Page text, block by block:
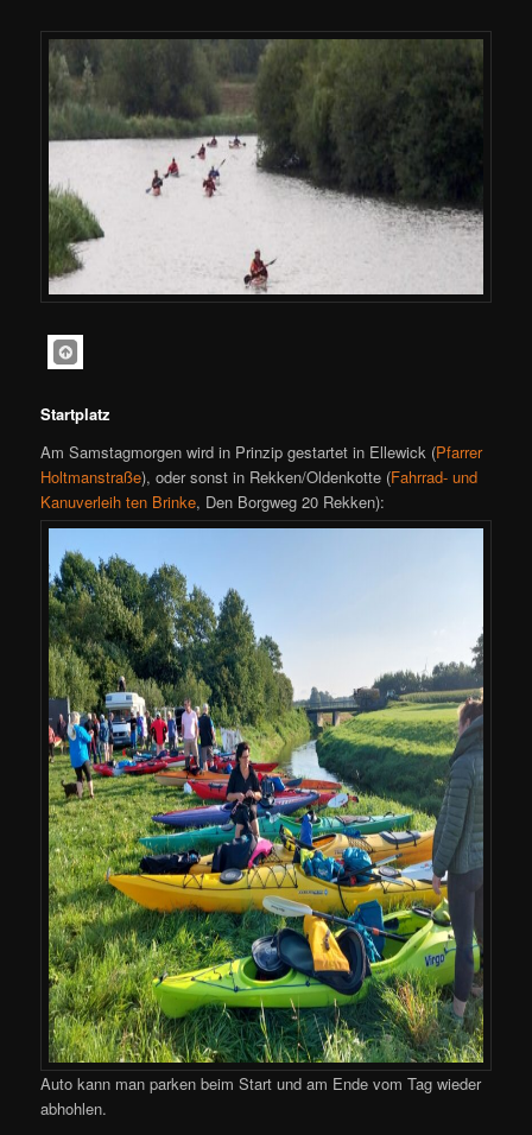
Startplatz
Am Samstagmorgen wird in Prinzip gestartet in Ellewick (Pfarrer
Holtmanstraße), oder sonst in Rekken/Oldenkotte (Fahrrad- und
Kanuverleih ten Brinke, Den Borgweg 20 Rekken):
Auto kann man parken beim Start und am Ende vom Tag wieder
abhohlen.